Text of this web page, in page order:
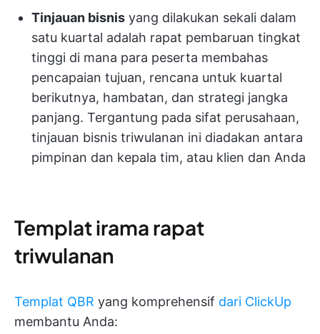
Tinjauan bisnis yang dilakukan sekali dalam
satu kuartal adalah rapat pembaruan tingkat
tinggi di mana para peserta membahas
pencapaian tujuan, rencana untuk kuartal
berikutnya, hambatan, dan strategi jangka
panjang. Tergantung pada sifat perusahaan,
tinjauan bisnis triwulanan ini diadakan antara
pimpinan dan kepala tim, atau klien dan Anda
Templat irama rapat
triwulanan
Templat QBR yang komprehensif dari ClickUp
membantu Anda: